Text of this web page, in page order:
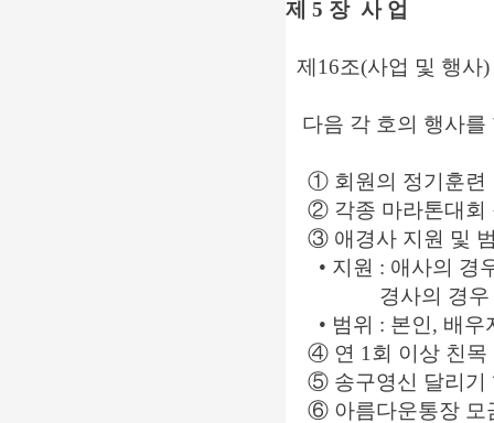
제 5 장 사 업
제16조(사업 및 행사)
다음 각 호의 행사를
① 회원의 정기훈련
② 각종 마라톤대회
③ 애경사 지원 및
• 지원 : 애사의 경
경사의 경우 →
• 범위 : 본인, 배우
④ 연 1회 이상 친목
⑤ 송구영신 달리기
⑥ 아름다운통장 모